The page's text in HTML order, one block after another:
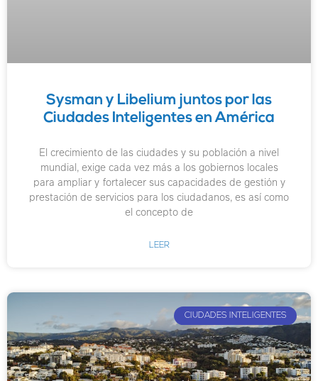
Sysman y Libelium juntos por las
Ciudades Inteligentes en América
El crecimiento de las ciudades y su población a nivel
mundial, exige cada vez más a los gobiernos locales
para ampliar y fortalecer sus capacidades de gestión y
prestación de servicios para los ciudadanos, es así como
el concepto de
LEER
CIUDADES INTELIGENTES